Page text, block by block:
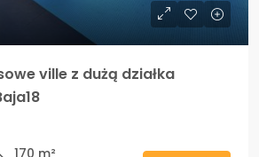
ville z dużą działka
170 m²